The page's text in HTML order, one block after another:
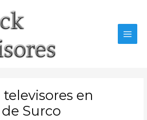
en
Surco